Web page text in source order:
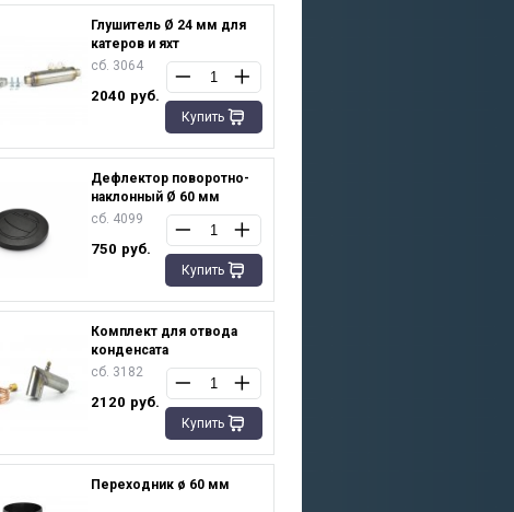
Глушитель Ø 24 мм для
катеров и яхт
сб. 3064
2040 руб.
Купить
Дефлектор поворотно-
наклонный Ø 60 мм
сб. 4099
750 руб.
Купить
Комплект для отвода
конденсата
сб. 3182
2120 руб.
Купить
Переходник ø 60 мм